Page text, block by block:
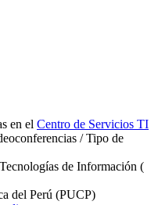
en el Centro de Servicios TI
/ Tipo de
de Información (
del Perú (PUCP)